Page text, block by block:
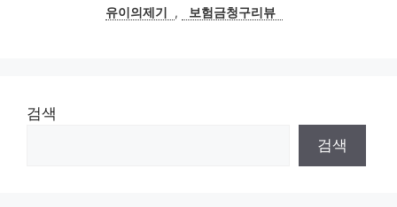
유이의제기
, 보험금청구리뷰
검색
검색